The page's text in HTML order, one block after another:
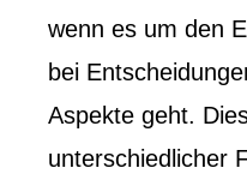
wenn es um den
bei
Aspekte geht.
unterschiedlicher